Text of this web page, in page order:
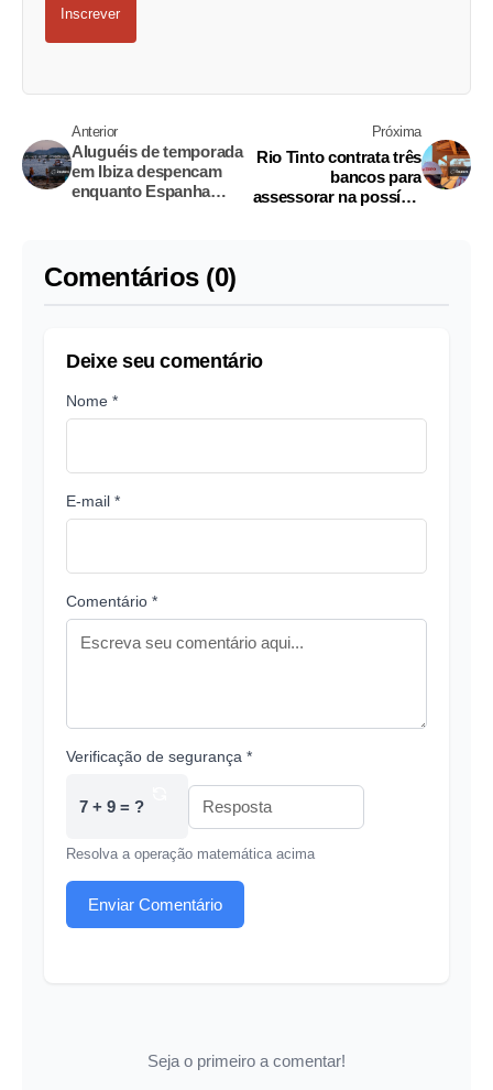
Inscrever
Anterior
Aluguéis de temporada
em Ibiza despencam
enquanto Espanha
Próxima
Rio Tinto contrata três
bancos para
assessorar na possível
Comentários (0)
Deixe seu comentário
Nome *
E-mail *
Comentário *
Verificação de segurança *
7 + 9 = ?
Resolva a operação matemática acima
Enviar Comentário
Seja o primeiro a comentar!